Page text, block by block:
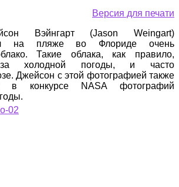
Версия для печати
Вэйнгарт (Jason Weingart)
на пляже во Флориде очень
Такие облака, как правило,
за холодной погоды, и часто
Джейсон с этой фотографией также
в конкурсе NASA фотографий